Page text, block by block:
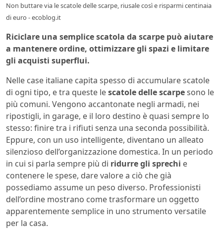
Non buttare via le scatole delle scarpe, riusale così e risparmi centinaia
di euro - ecoblog.it
Riciclare una semplice scatola da scarpe può aiutare
a mantenere ordine, ottimizzare gli spazi e limitare
gli acquisti superflui.
Nelle case italiane capita spesso di accumulare scatole
di ogni tipo, e tra queste lescatole delle scarpesono le
più comuni. Vengono accantonate negli armadi, nei
ripostigli, in garage, e il loro destino è quasi sempre lo
stesso: finire tra i rifiuti senza una seconda possibilità.
Eppure, con un uso intelligente, diventano un alleato
silenzioso dell’organizzazione domestica. In un periodo
in cui si parla sempre più di ridurre gli sprechi e
contenere le spese, dare valore a ciò che già
possediamo assume un peso diverso. Professionisti
dell’ordine mostrano come trasformare un oggetto
apparentemente semplice in uno strumento versatile
per la casa.